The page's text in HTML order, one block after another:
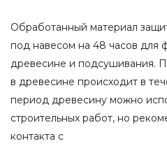
Обработанный материал
под навесом на 48 часов для
древесине и подсушивания.
в древесине происходит в
период древесину можно
строительных работ, но
контакта с